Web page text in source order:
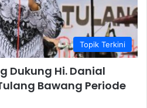
Topik Terkini
Dukung Hi. Danial
Bawang Periode